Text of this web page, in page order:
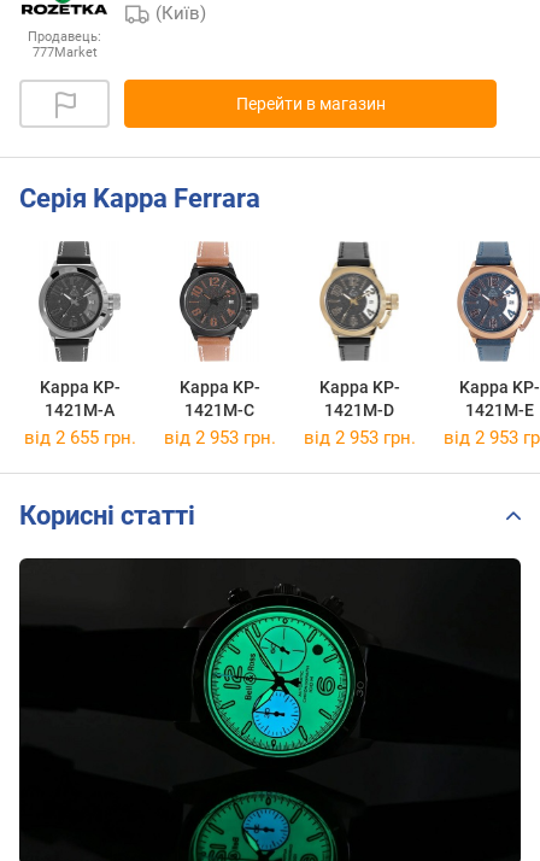
Продавець:
777Market
(Київ)
Перейти в магазин
Серія Kappa Ferrara
Kappa KP-
1421M-A
Kappa KP-
1421M-C
Kappa KP-
1421M-D
Kappa KP-
1421M-E
від 2 655 грн. від 2 953 грн. від 2 953 грн. від 2 953
Корисні статті